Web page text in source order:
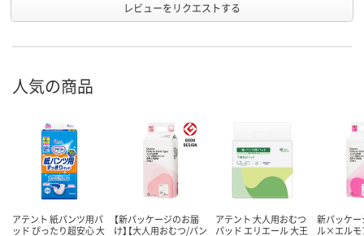
レビューをリクエストする
人気の商品
アテント 紙パンツ用パ
ッド ぴったり超安心 大
【新パッケージのお届
け】【大人用おむつ/パン
アテント 大人用おむつ
パッド エリエール 大王
新パッケ
ル×エルモ